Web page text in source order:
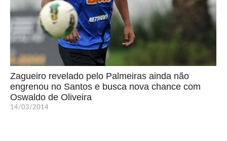
Zagueiro revelado pelo Palmeiras ainda não
engrenou no Santos e busca nova chance com
Oswaldo de Oliveira
14/03/2014